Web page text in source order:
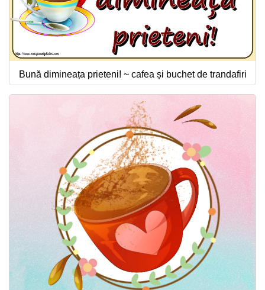
Bună dimineața prieteni! ~ cafea și buchet de trandafiri